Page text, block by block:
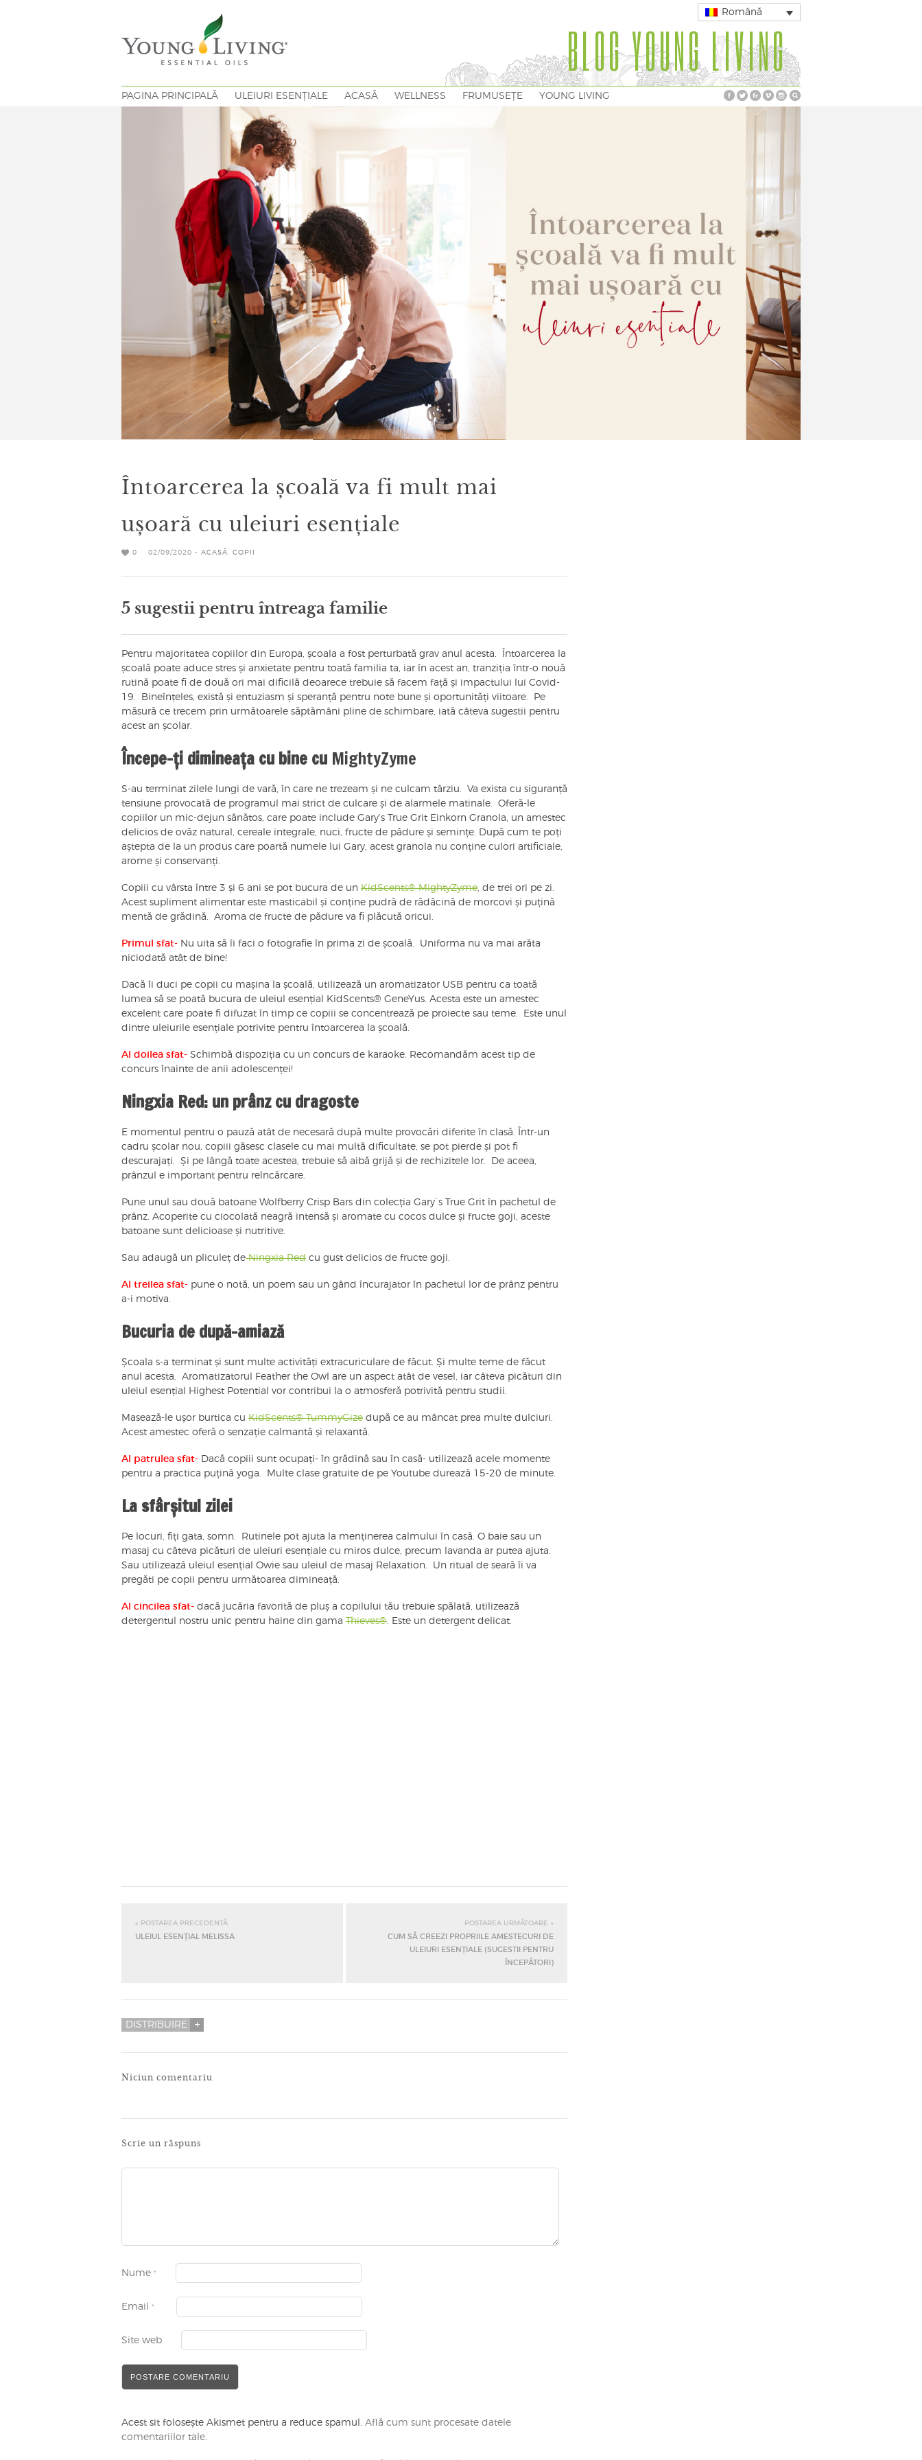
Română
BLOG YOUNG LIVING
PAGINA PRINCIPALĂ ULEIURI ESENȚIALE ACASĂ WELLNESS FRUMUSEȚE YOUNG LIVING
Întoarcerea la școală va fi mult mai
ușoară cu uleiuri esențiale
0 02/09/2020 - ACASĂ COPII
5 sugestii pentru întreaga familie
Pentru majoritatea copiilor din Europa, școala a fost perturbată grav anul acesta. Întoarcerea la
școală poate aduce stres și anxietate pentru toată familia ta, iar în acest an, tranziția într-o nouă
rutină poate fi de două ori mai dificilă deoarece trebuie să facem față și impactului lui Covid-
19. Bineînțeles, există și entuziasm și speranță pentru note bune și oportunități viitoare. Pe
măsură ce trecem prin următoarele săptămâni pline de schimbare, iată câteva sugestii pentru
acest an școlar.
Începe-ți dimineața cu bine cu MightyZyme
S-au terminat zilele lungi de vară, în care ne trezeam și ne culcam târziu. Va exista cu siguranță
tensiune provocată de programul mai strict de culcare și de alarmele matinale. Oferă-le
copiilor un mic-dejun sănătos, care poate include Gary’s True Grit Einkorn Granola, un amestec
delicios de ovăz natural, cereale integrale, nuci, fructe de pădure și semințe. După cum te poți
aștepta de la un produs care poartă numele lui Gary, acest granola nu conține culori artificiale,
arome și conservanți.
Copiii cu vârsta între 3 și 6 ani se pot bucura de un KidScents® MightyZyme , de trei ori pe zi.
Acest supliment alimentar este masticabil și conține pudră de rădăcină de morcovi și puțină
mentă de grădină. Aroma de fructe de pădure va fi plăcută oricui.
Primul sfat- Nu uita să îi faci o fotografie în prima zi de școală. Uniforma nu va mai arăta
niciodată atât de bine!
Dacă îi duci pe copii cu mașina la școală, utilizează un aromatizator USB pentru ca toată
lumea să se poată bucura de uleiul esențial KidScents® GeneYus. Acesta este un amestec
excelent care poate fi difuzat în timp ce copiii se concentrează pe proiecte sau teme. Este unul
dintre uleiurile esențiale potrivite pentru întoarcerea la școală.
Al doilea sfat- Schimbă dispoziția cu un concurs de karaoke. Recomandăm acest tip de
concurs înainte de anii adolescenței!
Ningxia Red: un prânz cu dragoste
E momentul pentru o pauză atât de necesară după multe provocări diferite în clasă. Într-un
cadru școlar nou, copiii găsesc clasele cu mai multă dificultate, se pot pierde și pot fi
descurajați. Și pe lângă toate acestea, trebuie să aibă grijă și de rechizitele lor. De aceea,
prânzul e important pentru reîncărcare.
Pune unul sau două batoane Wolfberry Crisp Bars din colecția Gary`s True Grit în pachetul de
prânz. Acoperite cu ciocolată neagră intensă și aromate cu cocos dulce și fructe goji, aceste
batoane sunt delicioase și nutritive.
Sau adaugă un pliculeț deNingxia Red cu gust delicios de fructe goji.
Al treilea sfat- pune o notă, un poem sau un gând încurajator în pachetul lor de prânz pentru
a-i motiva.
Bucuria de după-amiază
Școala s-a terminat și sunt multe activități extracuriculare de făcut. Și multe teme de făcut
anul acesta. Aromatizatorul Feather the Owl are un aspect atât de vesel, iar câteva picături din
uleiul esențial Highest Potential vor contribui la o atmosferă potrivită pentru studii.
Masează-le ușor burtica cu KidScents® TummyGize după ce au mâncat prea multe dulciuri.
Acest amestec oferă o senzație calmantă și relaxantă.
Al patrulea sfat- Dacă copiii sunt ocupați- în grădină sau în casă- utilizează acele momente
pentru a practica puțină yoga. Multe clase gratuite de pe Youtube durează 15-20 de minute.
La sfârșitul zilei
Pe locuri, fiți gata, somn. Rutinele pot ajuta la menținerea calmului în casă. O baie sau un
masaj cu câteva picături de uleiuri esențiale cu miros dulce, precum lavanda ar putea ajuta.
Sau utilizează uleiul esențial Owie sau uleiul de masaj Relaxation. Un ritual de seară îi va
pregăti pe copii pentru următoarea dimineață.
Al cincilea sfat- dacă jucăria favorită de pluș a copilului tău trebuie spălată, utilizează
detergentul nostru unic pentru haine din gama Thieves® . Este un detergent delicat.
« POSTAREA PRECEDENTĂ
ULEIUL ESENȚIAL MELISSA
POSTAREA URMĂTOARE »
CUM SĂ CREEZI PROPRIILE AMESTECURI DE
ULEIURI ESENȚIALE (SUGESTII PENTRU
ÎNCEPĂTORI)
DISTRIBUIRE
Niciun comentariu
Scrie un răspuns
Nume *
Email *
Site web
Acest sit folosește Akismet pentru a reduce spamul. Află cum sunt procesate datele
comentariilor tale